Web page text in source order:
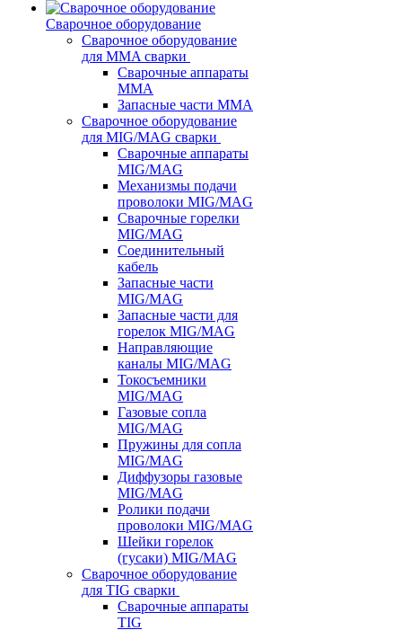
Сварочное оборудование
Сварочное оборудование
для MMA сварки
Сварочные аппараты
MMA
Запасные части MMA
Сварочное оборудование
для MIG/MAG сварки
Сварочные аппараты
MIG/MAG
Механизмы подачи
проволоки MIG/MAG
Сварочные горелки
MIG/MAG
Соединительный
кабель
Запасные части
MIG/MAG
Запасные части для
горелок MIG/MAG
Направляющие
каналы MIG/MAG
Токосъемники
MIG/MAG
Газовые сопла
MIG/MAG
Пружины для сопла
MIG/MAG
Диффузоры газовые
MIG/MAG
Ролики подачи
проволоки MIG/MAG
Шейки горелок
(гусаки) MIG/MAG
Сварочное оборудование
для TIG сварки
Сварочные аппараты
TIG